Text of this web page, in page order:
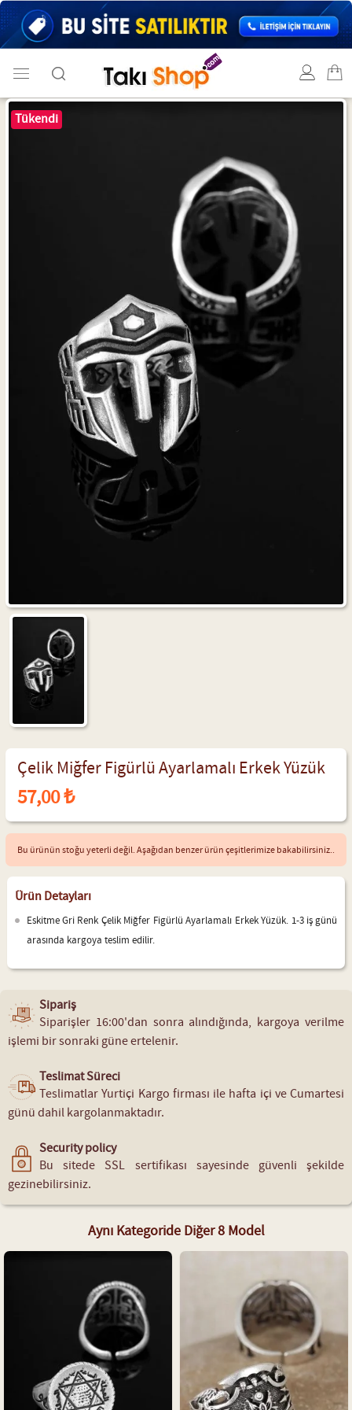
Tükendi
Çelik Miğfer Figürlü Ayarlamalı Erkek Yüzük
57,00 ₺
Bu ürünün stoğu yeterli değil. Aşağıdan benzer ürün çeşitlerimize bakabilirsiniz..
Ürün Detayları
Eskitme Gri Renk Çelik Miğfer Figürlü Ayarlamalı Erkek Yüzük. 1-3 iş günü
arasında kargoya teslim edilir.
Sipariş
Siparişler 16:00'dan sonra alındığında, kargoya verilme
işlemi bir sonraki güne ertelenir.
Teslimat Süreci
Teslimatlar Yurtiçi Kargo firması ile hafta içi ve Cumartesi
günü dahil kargolanmaktadır.
Security policy
Bu sitede SSL sertifikası sayesinde güvenli şekilde
gezinebilirsiniz.
Aynı Kategoride Diğer 8 Model